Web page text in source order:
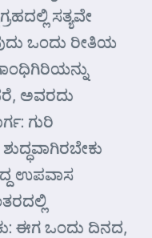
ಸತ್ಯವೇ
ಒಂದು ರೀತಿಯ
ಅವರದು
ಗುರಿ
ಉಪವಾಸ
ಈಗ ಒಂದು ದಿನದ,